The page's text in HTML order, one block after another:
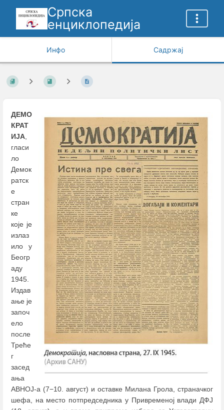
Српска
енциклопедија
Инфо Садржај
ДЕМО
КРАТ
ИЈА,
гласи
ло
Демок
ратск
е
стран
ке
које је
излаз
ило у
Беогр
аду
1945.
Издав
ање је
започ
ело
после
Треће
г
засед
ања
АВНОЈ-а (7−10. август) и оставке Милана Грола, страначког
шефа, на место потпредседника у Привременој влади ДФЈ